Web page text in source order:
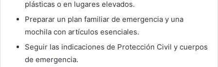
plásticas o en lugares elevados.
Preparar un plan familiar de emergencia y una
mochila con artículos esenciales.
Seguir las indicaciones de Protección Civil y cuerpos
de emergencia.